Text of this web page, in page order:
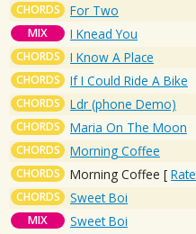
CHORDS For Two
MIX I Knead You
CHORDS I Know A Place
CHORDS If I Could Ride A Bike
CHORDS Ldr (phone Demo)
CHORDS Maria On The Moon
CHORDS Morning Coffee
CHORDS Morning Coffee [ Rate
CHORDS Sweet Boi
MIX Sweet Boi